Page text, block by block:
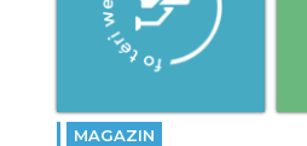
MAGAZIN